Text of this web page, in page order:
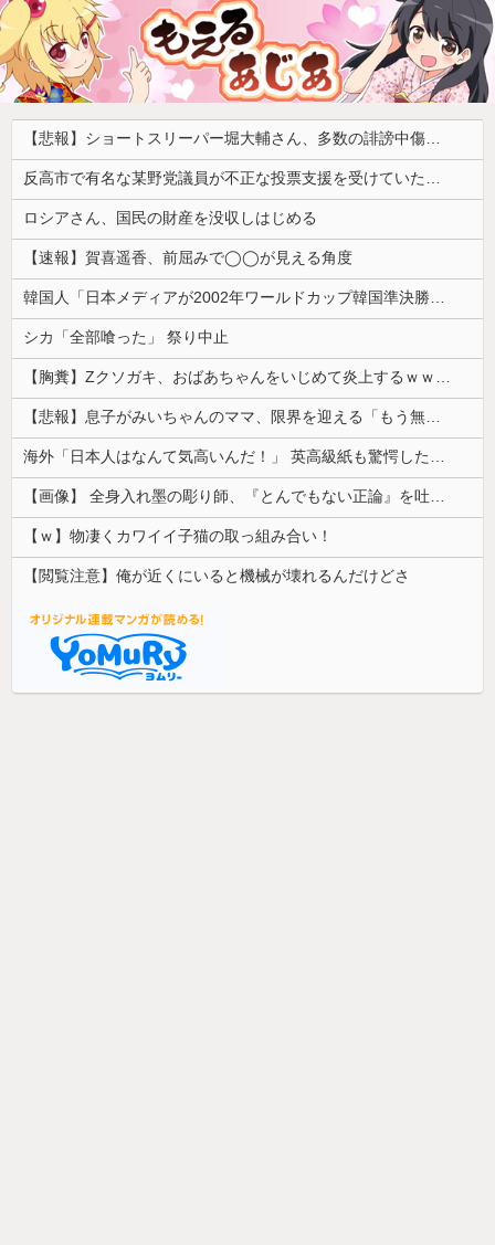
【悲報】ショートスリーパー堀大輔さん、多数の誹謗中傷で涙が止まらなくなってしまう動画がネットで話題に → ………
反高市で有名な某野党議員が不正な投票支援を受けていた過去が発掘、「説明責任があるのでは？」と揶揄されており……
ロシアさん、国民の財産を没収しはじめる
【速報】賀喜遥香、前屈みで◯◯が見える角度
韓国人「日本メディアが2002年ワールドカップ韓国準決勝も調査すべきと主張！」→「英国メディアも一斉に指摘‥」
シカ「全部喰った」 祭り中止
【胸糞】Zクソガキ、おばあちゃんをいじめて炎上するｗｗｗｗ
【悲報】息子がみいちゃんのママ、限界を迎える「もう無理。普通の家庭を築きたい。普通の子育てをしたい。」
海外「日本人はなんて気高いんだ！」 英高級紙も驚愕した極限の中の日本人の姿に世界が衝撃
【画像】 全身入れ墨の彫り師、『とんでもない正論』を吐いて30万再生されてしまうｗｗｗｗｗｗｗ
【ｗ】物凄くカワイイ子猫の取っ組み合い！
【閲覧注意】俺が近くにいると機械が壊れるんだけどさ